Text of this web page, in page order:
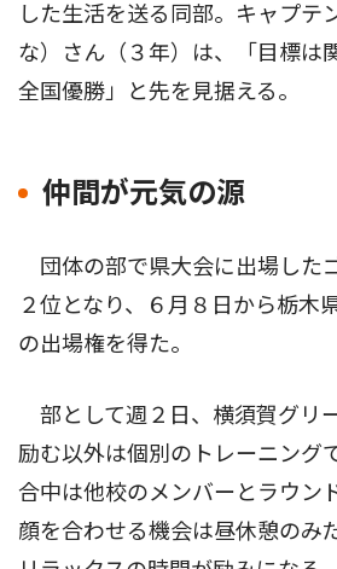
した生活を送る同部。キャプテ
な）さん（３年）は、「目標は
全国優勝」と先を見据える。
仲間が元気の源
団体の部で県大会に出場した
２位となり、６月８日から栃木
の出場権を得た。
部として週２日、横須賀グリ
励む以外は個別のトレーニング
合中は他校のメンバーとラウン
顔を合わせる機会は昼休憩のみ